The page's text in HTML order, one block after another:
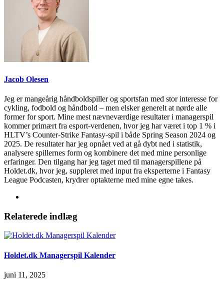
Jacob Olesen
Jeg er mangeårig håndboldspiller og sportsfan med stor interesse for
cykling, fodbold og håndbold – men elsker generelt at nørde alle
former for sport. Mine mest nævneværdige resultater i managerspil
kommer primært fra esport-verdenen, hvor jeg har været i top 1 % i
HLTV’s Counter-Strike Fantasy-spil i både Spring Season 2024 og
2025. De resultater har jeg opnået ved at gå dybt ned i statistik,
analysere spillernes form og kombinere det med mine personlige
erfaringer. Den tilgang har jeg taget med til managerspillene på
Holdet.dk, hvor jeg, suppleret med input fra eksperterne i Fantasy
League Podcasten, krydrer optakterne med mine egne takes.
Relaterede indlæg
Holdet.dk Managerspil Kalender
juni 11, 2025